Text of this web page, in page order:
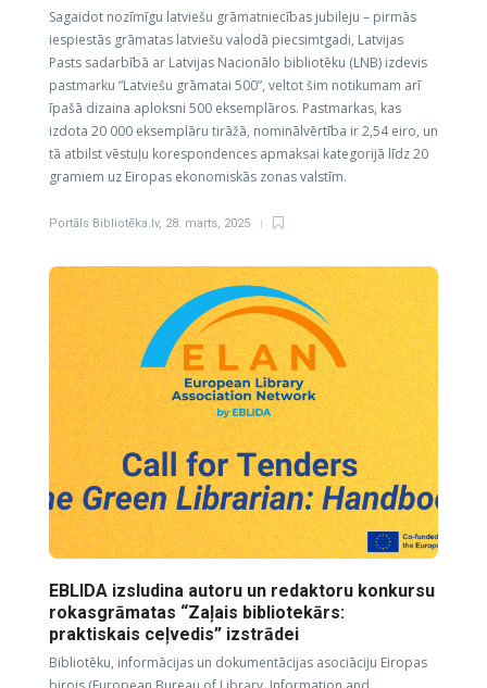
Sagaidot nozīmīgu latviešu grāmatniecības jubileju – pirmās
iespiestās grāmatas latviešu valodā piecsimtgadi, Latvijas
Pasts sadarbībā ar Latvijas Nacionālo bibliotēku (LNB) izdevis
pastmarku “Latviešu grāmatai 500”, veltot šim notikumam arī
īpašā dizaina aploksni 500 eksemplāros. Pastmarkas, kas
izdota 20 000 eksemplāru tirāžā, nominālvērtība ir 2,54 eiro, un
tā atbilst vēstuļu korespondences apmaksai kategorijā līdz 20
gramiem uz Eiropas ekonomiskās zonas valstīm.
Portāls Bibliotēka.lv, 28. marts, 2025
EBLIDA izsludina autoru un redaktoru konkursu
rokasgrāmatas “Zaļais bibliotekārs:
praktiskais ceļvedis” izstrādei
Bibliotēku, informācijas un dokumentācijas asociāciju Eiropas